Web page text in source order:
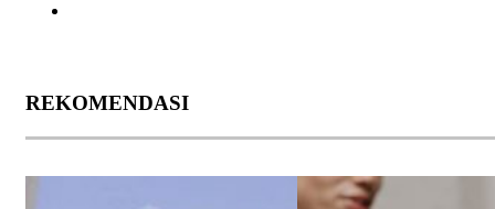
REKOMENDASI